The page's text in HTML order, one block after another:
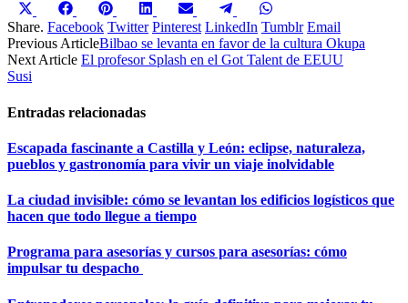
Compartir
en
X
(Twitter)
Compartir
en
Facebook
Compartir
en
Pinterest
Compartir
en
LinkedIn
Compartir
en
Email
Compartir
en
Telegram
en
WhatsApp
Share. Facebook Twitter Pinterest LinkedIn Tumblr Email
Previous ArticleBilbao se levanta en favor de la cultura Okupa
Next Article El profesor Splash en el Got Talent de EEUU
Susi
Entradas relacionadas
Escapada fascinante a Castilla y León: eclipse, naturaleza,
pueblos y gastronomía para vivir un viaje inolvidable
La ciudad invisible: cómo se levantan los edificios logísticos que
hacen que todo llegue a tiempo
Programa para asesorías y cursos para asesorías: cómo
impulsar tu despacho